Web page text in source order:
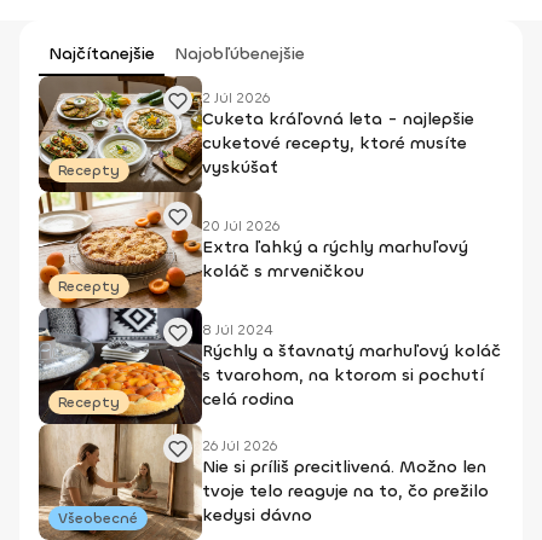
Najčítanejšie Najobľúbenejšie
Recepty
2 Júl 2026
Cuketa kráľovná leta - najlepšie
cuketové recepty, ktoré musíte
vyskúšať
Recepty
20 Júl 2026
Extra ľahký a rýchly marhuľový
koláč s mrveničkou
Recepty
8 Júl 2024
Rýchly a šťavnatý marhuľový koláč
s tvarohom, na ktorom si pochutí
celá rodina
Všeobecné
26 Júl 2026
Nie si príliš precitlivená. Možno len
tvoje telo reaguje na to, čo prežilo
kedysi dávno